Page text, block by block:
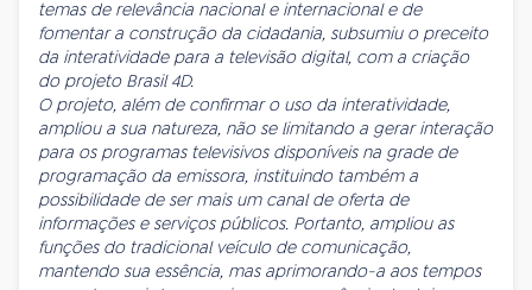
temas de relevância nacional e internacional e de
fomentar a construção da cidadania, subsumiu o preceito
da interatividade para a televisão digital, com a criação
do projeto Brasil 4D.
O projeto, além de confirmar o uso da interatividade,
ampliou a sua natureza, não se limitando a gerar interação
para os programas televisivos disponíveis na grade de
programação da emissora, instituindo também a
possibilidade de ser mais um canal de oferta de
informações e serviços públicos. Portanto, ampliou as
funções do tradicional veículo de comunicação,
mantendo sua essência, mas aprimorando-a aos tempos